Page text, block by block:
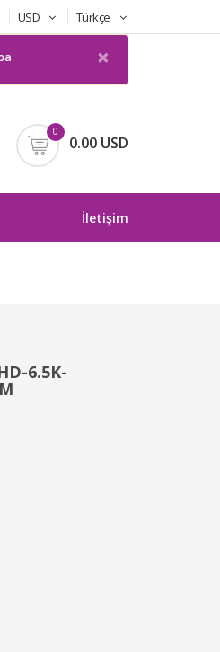
USD Türkçe
× Bilgilerinize
0
0.00 USD
İletişim
6.5K-